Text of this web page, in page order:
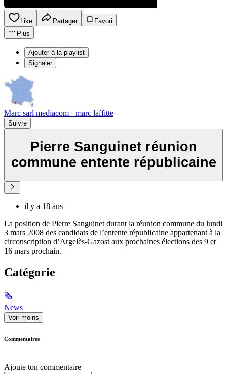
Like Partager
Favori
Plus
Ajouter à la playlist
Signaler
Marc sarl mediacom+ marc laffitte
Suivre
Pierre Sanguinet réunion
commune entente républicaine
il y a 18 ans
La position de Pierre Sanguinet durant la réunion commune du lundi
3 mars 2008 des candidats de l’entente républicaine appartenant à la
circonscription d’Argelès-Gazost aux prochaines élections des 9 et
16 mars prochain.
Catégorie
🗞
News
Voir moins
Commentaires
Ajoute ton commentaire